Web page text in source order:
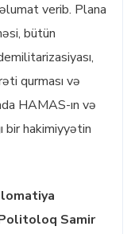
verib. Plana
bütün
qurması və
HAMAS-ın və
bir hakimiyyətin
Politoloq Samir